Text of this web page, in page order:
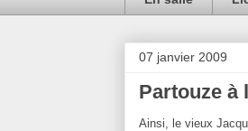
07 janvier 2009
Partouze à
Ainsi, le vieux